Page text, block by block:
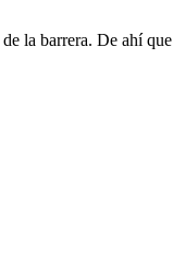
la barrera. De ahí